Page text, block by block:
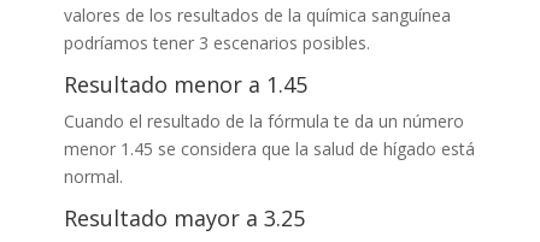
valores de los resultados de la química sanguínea
podríamos tener 3 escenarios posibles.
Resultado menor a 1.45
Cuando el resultado de la fórmula te da un número
menor 1.45 se considera que la salud de hígado está
normal.
Resultado mayor a 3.25